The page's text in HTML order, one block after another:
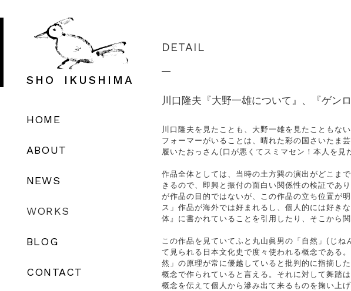
SHO IKUSHIMA
HOME
ABOUT
NEWS
WORKS
BLOG
CONTACT
DETAIL
川口隆夫『大野一雄について』、『ゲ
川口隆夫を見たことも、大野一雄を見たこともな
フォーマーがいることは、晴れた彩の国さいたま
履いたおっさん(口が悪くてスミマセン！本人を見
作品全体としては、当時の土方巽の演出がどこま
きるので、即興と振付の面白い関係性の検証であ
が作品の目的ではないが、この作品の立ち位置が
ス」作品が海外では好まれるし、個人的には好き
体』に書かれていることを引用したり、そこから
この作品を見ていてふと丸山眞男の「自然」(じ
て見られる日本文化史で度々使われる概念である
然」の原理が常に優越していると批判的に指摘し
概念で作られていると言える。それに対して舞踏
概念を伝えて個人から滲み出て来るものを掬い上